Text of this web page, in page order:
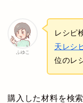
ふゆこ
レシピ
天レシ
位のレ
購入した材料を検